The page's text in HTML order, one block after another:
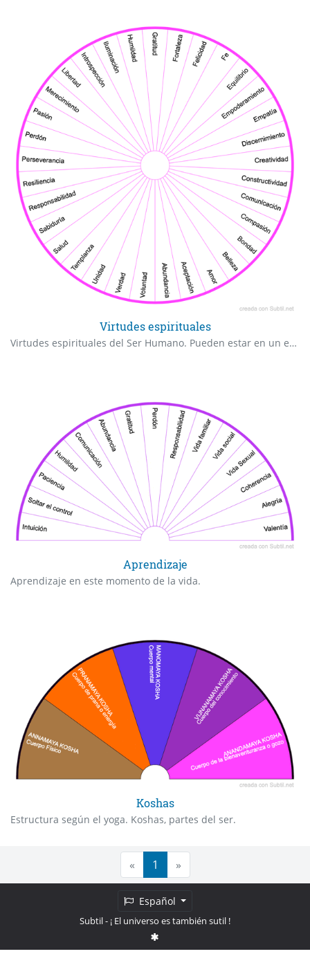
Virtudes espirituales
Virtudes espirituales del Ser Humano. Pueden estar en un estado negativo o positivo.
Aprendizaje
Aprendizaje en este momento de la vida.
Koshas
Estructura según el yoga. Koshas, partes del ser.
« 1 »
Español
Subtil- ¡ El universo es también sutil !